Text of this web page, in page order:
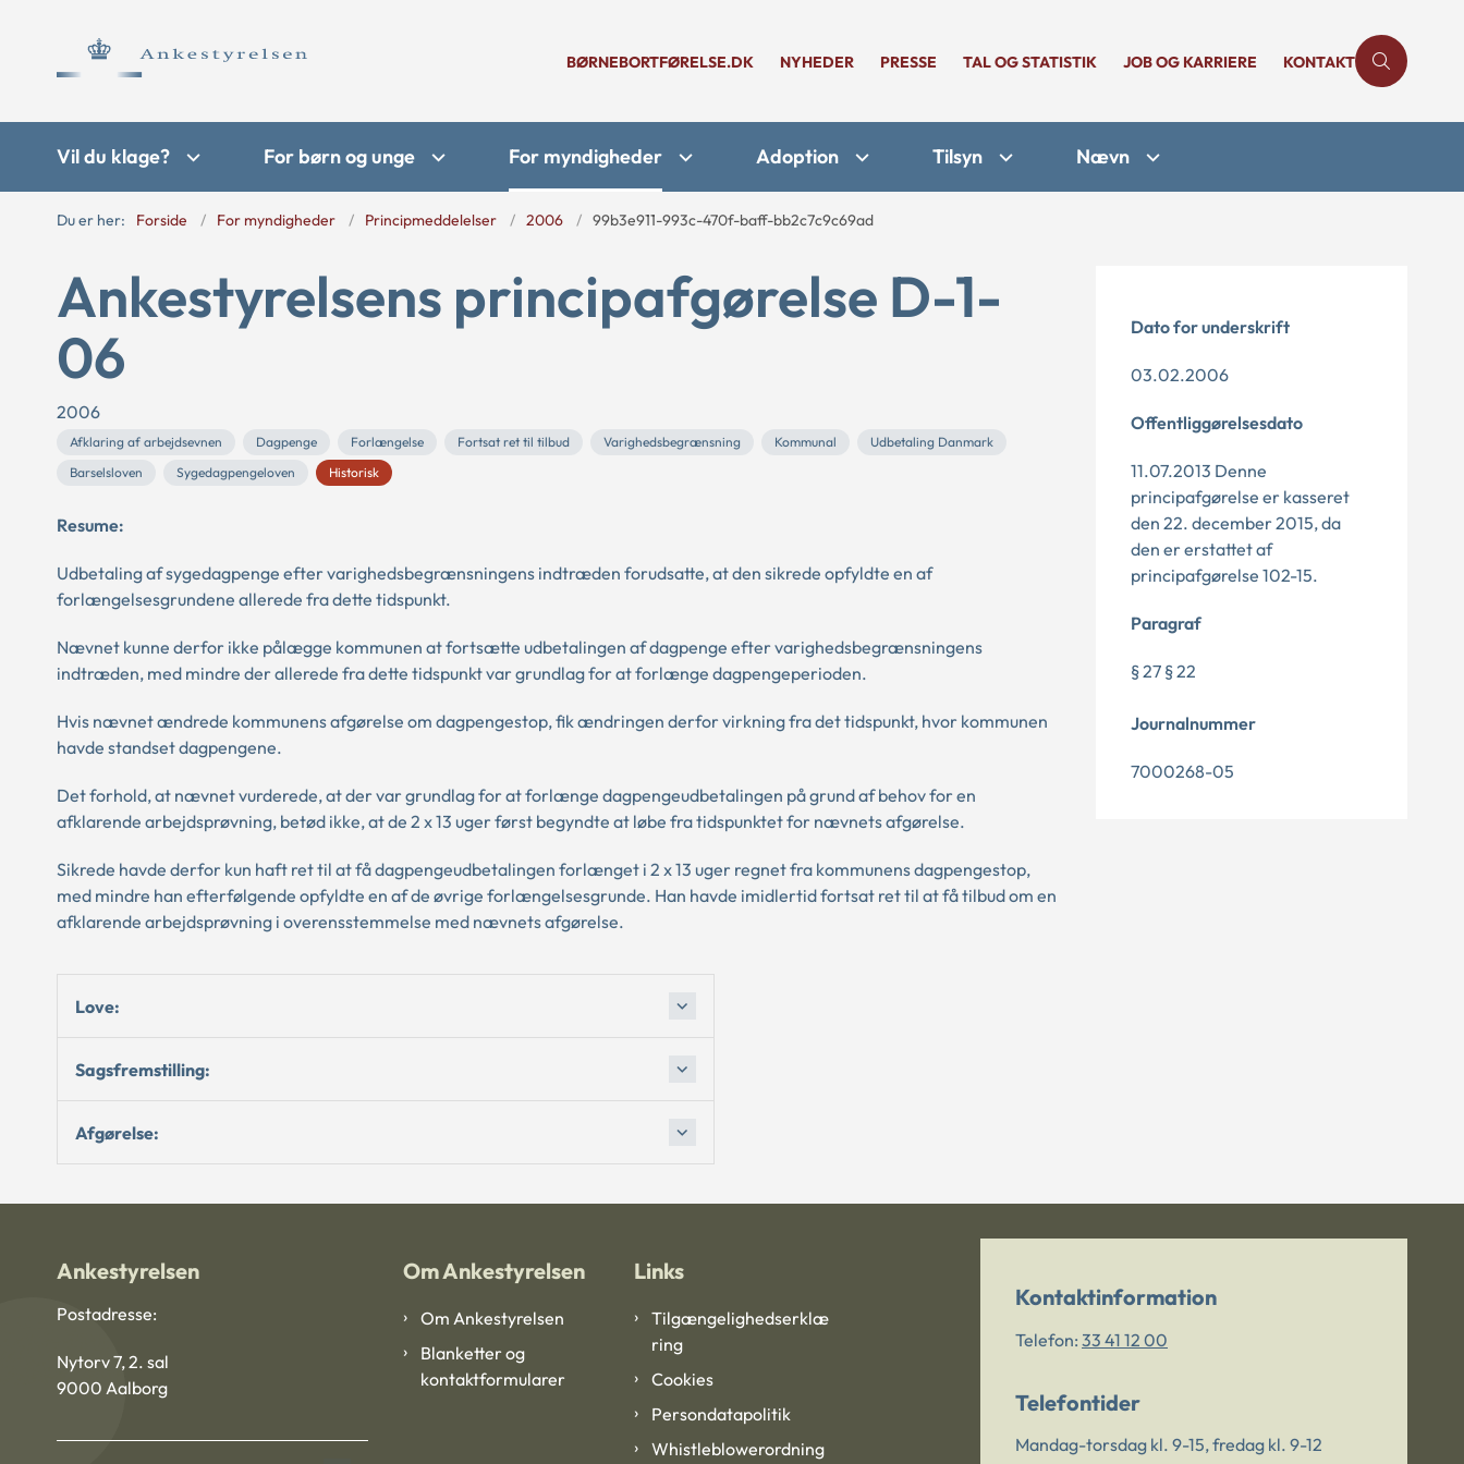
BØRNEBORTFØRELSE.DK NYHEDER PRESSE TAL OG STATISTIK JOB OG KARRIERE KONTAKT
Vil du klage? For børn og unge For myndigheder Adoption Tilsyn Nævn
Du er her: Forside For myndigheder Principmeddelelser 2006 99b3e911-993c-470f-baff-bb2c7c9c69ad
Ankestyrelsens principafgørelse D-1-
06
2006
Afklaring af arbejdsevnen Dagpenge Forlængelse Fortsat ret til tilbud Varighedsbegrænsning Kommunal
Udbetaling Danmark
Barselsloven
Sygedagpengeloven Historisk
Resume:
Udbetaling af sygedagpenge efter varighedsbegrænsningens indtræden forudsatte, at den sikrede opfyldte en af
forlængelsesgrundene allerede fra dette tidspunkt.
Nævnet kunne derfor ikke pålægge kommunen at fortsætte udbetalingen af dagpenge efter varighedsbegrænsningens
indtræden, med mindre der allerede fra dette tidspunkt var grundlag for at forlænge dagpengeperioden.
Hvis nævnet ændrede kommunens afgørelse om dagpengestop, fik ændringen derfor virkning fra det tidspunkt, hvor kommunen
havde standset dagpengene.
Det forhold, at nævnet vurderede, at der var grundlag for at forlænge dagpengeudbetalingen på grund af behov for en
afklarende arbejdsprøvning, betød ikke, at de 2 x 13 uger først begyndte at løbe fra tidspunktet for nævnets afgørelse.
Sikrede havde derfor kun haft ret til at få dagpengeudbetalingen forlænget i 2 x 13 uger regnet fra kommunens dagpengestop,
med mindre han efterfølgende opfyldte en af de øvrige forlængelsesgrunde. Han havde imidlertid fortsat ret til at få tilbud om en
afklarende arbejdsprøvning i overensstemmelse med nævnets afgørelse.
Love:
Sagsfremstilling:
Afgørelse:
Dato for underskrift
03.02.2006
Offentliggørelsesdato
11.07.2013 Denne
principafgørelse er kasseret
den 22. december 2015, da
den er erstattet af
principafgørelse 102-15.
Paragraf
§ 27 § 22
Journalnummer
7000268-05
Ankestyrelsen
Postadresse:
Nytorv 7, 2. sal
9000 Aalborg
Om Ankestyrelsen
Om Ankestyrelsen
Blanketter og
kontaktformularer
Links
Tilgængelighedserklæ
ring
Cookies
Persondatapolitik
Whistleblowerordning
Kontaktinformation
Telefon: 33 41 12 00
Telefontider
Mandag-torsdag kl. 9-15, fredag kl. 9-12